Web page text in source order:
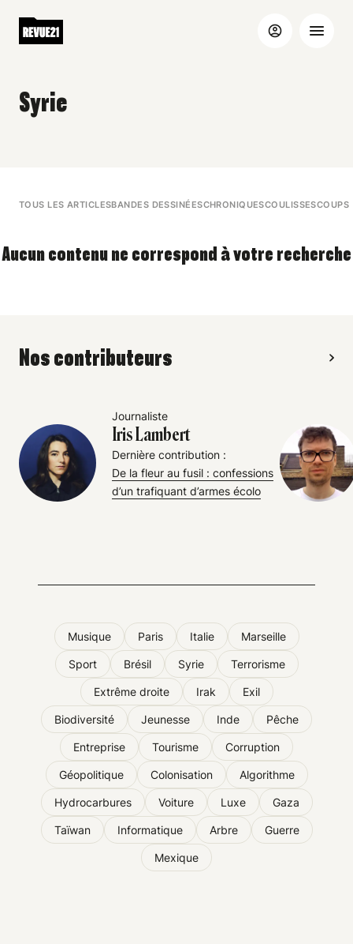
Syrie
TOUS LES ARTICLESBANDES DESSINÉESCHRONIQUESCOULISSESCOUPS
Aucun contenu ne correspond à votre recherche
Nos contributeurs
Journaliste
Iris Lambert
Dernière contribution :
De la fleur au fusil : confessions
d’un trafiquant d’armes écolo
Musique Paris Italie Marseille
Sport Brésil Syrie Terrorisme
Extrême droite Irak Exil
Biodiversité Jeunesse Inde Pêche
Entreprise Tourisme Corruption
Géopolitique Colonisation Algorithme
Hydrocarbures Voiture Luxe Gaza
Taïwan Informatique Arbre Guerre
Mexique